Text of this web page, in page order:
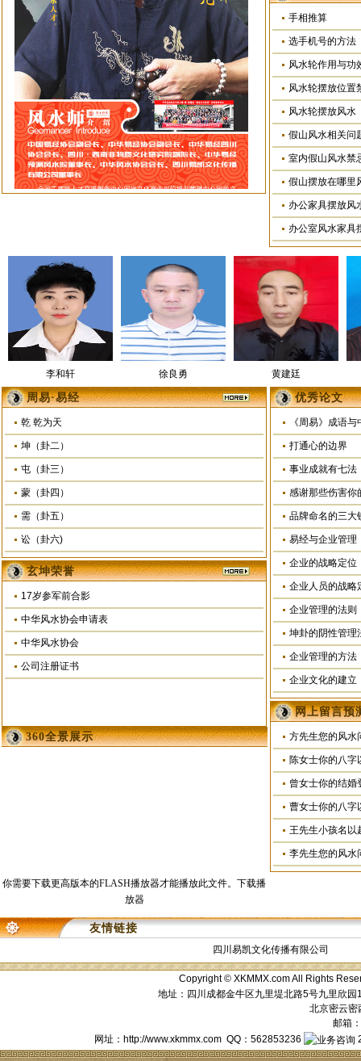
葛玉亮会长
手相推算
选手机号的方法
风水轮作用与功
风水轮摆放位置
风水轮摆放风水
假山风水相关问
室内假山风水禁
假山摆放在哪里
办公家具摆放风
办公室风水家具
李和轩 徐良勇 黄建廷
朱承志 毛彬 张金华
李万成 马兴聪
刘静
邱盈 夏春升
周易·易经
乾 乾为天
坤（卦二）
屯（卦三）
蒙（卦四）
需（卦五）
讼（卦六)
玄坤荣誉
17岁参军前合影
中华风水协会申请表
中华风水协会
公司注册证书
360全景展示
你需要下载更高版本的FLASH播放器才能播放此文件。 下载播
放器
优秀论文
《周易》成语
打通心的边界
事业成就有七法
感谢那些伤害你
品牌命名的三大
易经与企业管理
企业的战略定位
企业人员的战略
企业管理的法则
坤卦的阴性管理
企业管理的方法
企业文化的建立
网上留言预
方先生您的风水
陈女士你的八字
曾女士你的结
曹女士你的八字
王先生小孩名以
李先生您的风水
友情链接
四川易凯文化传播有限公司
Copyright © XKMMX.com All Rights
地址：四川成都金牛区九里堤北路5号九里欣
北京密云密
邮箱
网址：http://www.xkmmx.com QQ：562853236